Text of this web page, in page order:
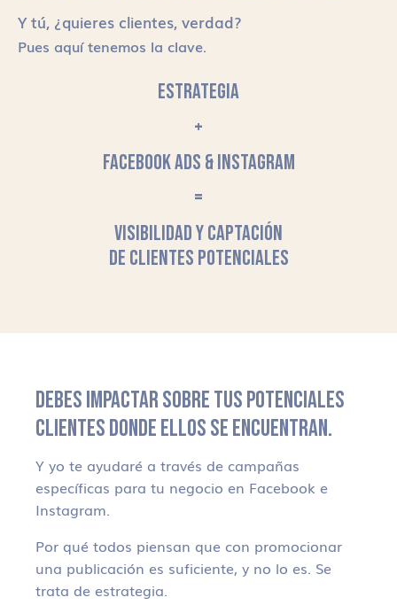
Y tú, ¿quieres clientes, verdad?
Pues aquí tenemos la clave.
ESTRATEGIA
+
FACEBOOK ADS & INSTAGRAM
=
VISIBILIDAD Y CAPTACIÓN
DE CLIENTES POTENCIALES
DEBES IMPACTAR SOBRE TUS POTENCIALES
CLIENTES DONDE ELLOS SE ENCUENTRAN.
Y yo te ayudaré a través de campañas
específicas para tu negocio en Facebook e
Instagram.
Por qué todos piensan que con promocionar
una publicación es suficiente, y no lo es. Se
trata de estrategia.